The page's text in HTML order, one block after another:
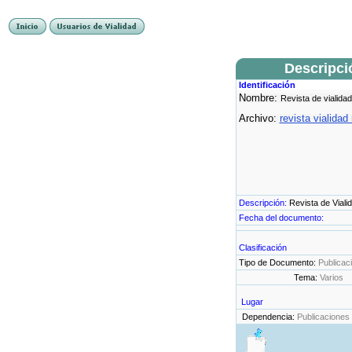
Identificación
Nombre: Revista de
Archivo: revista vialidad
Descripción: Revista de
Fecha del documento:
Clasificación
Tipo de Documento:
Tema: Varios
Lugar
Dependencia: Publicaciones